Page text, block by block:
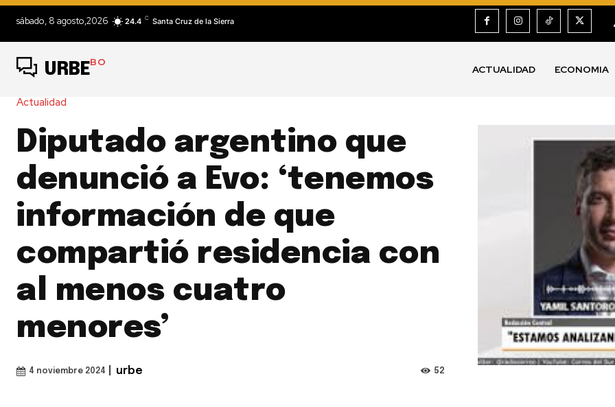
sábado, 8 agosto,2026 24.4 C Santa Cruz de la Sierra
URBEBO
ACTUALIDAD ECONOMIA
Actualidad
Diputado argentino que
denunció a Evo: ‘tenemos
información de que
compartió residencia con
al menos cuatro
menores’
4 noviembre 2024 urbe 52